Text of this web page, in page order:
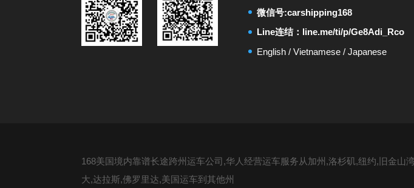
微信号:carshipping168
Line连结： line.me/ti/p/Ge8Adi_Rco
English /Vietnamese /Japanese
168美国境内靠谱长途跨州运车公司,华人经营运车服务从加州,洛杉矶,纽约,旧金
大,达拉斯,佛罗里达,美国运车到其他州